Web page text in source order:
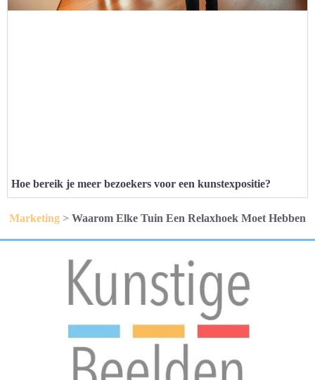
Hoe bereik je meer bezoekers voor een kunstexpositie?
Marketing > Waarom Elke Tuin Een Relaxhoek Moet Hebben